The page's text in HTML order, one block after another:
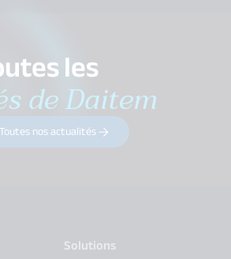
les
de Daitem
Toutes nos actualités
Solutions